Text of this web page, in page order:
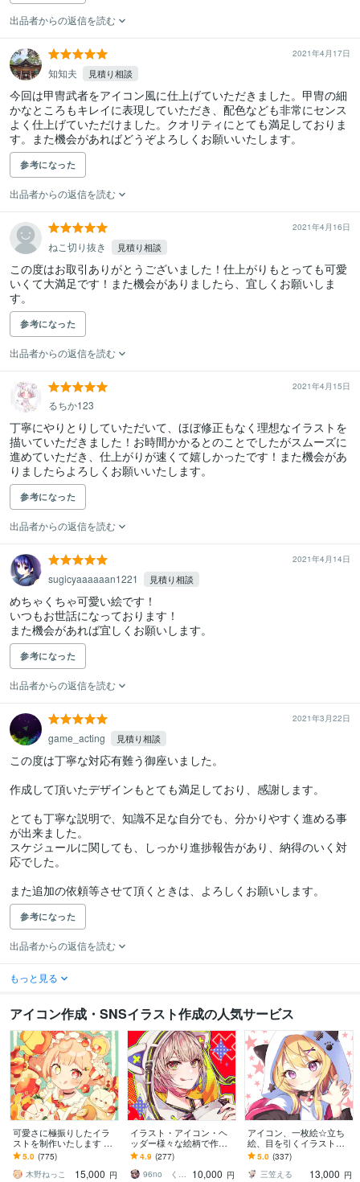
出品者からの返信を読む
2021年4月17日
知知夫 見積り相談
今回は甲冑武者をアイコン風に仕上げていただきました。甲冑の細
かなところもキレイに表現していただき、配色なども非常にセンス
よく仕上げていただけました。クオリティにとても満足しておりま
す。また機会があればどうぞよろしくお願いいたします。
参考になった
出品者からの返信を読む
2021年4月16日
ねこ切り抜き 見積り相談
この度はお取引ありがとうございました！仕上がりもとっても可愛
いくて大満足です！また機会がありましたら、宜しくお願いしま
す。
参考になった
出品者からの返信を読む
2021年4月15日
るちか123
丁寧にやりとりしていただいて、ほぼ修正もなく理想なイラストを
描いていただきました！お時間かかるとのことでしたがスムーズに
進めていただき、仕上がりが速くて嬉しかったです！また機会があ
りましたらよろしくお願いいたします。
参考になった
出品者からの返信を読む
2021年4月14日
sugicyaaaaaan1221 見積り相談
めちゃくちゃ可愛い絵です！
いつもお世話になっております！
また機会があれば宜しくお願いします。
参考になった
出品者からの返信を読む
2021年3月22日
game_acting 見積り相談
この度は丁寧な対応有難う御座いました。
作成して頂いたデザインもとても満足しており、感謝します。
とても丁寧な説明で、知識不足な自分でも、分かりやすく進める事
が出来ました。
スケジュールに関しても、しっかり進捗報告があり、納得のいく対
応でした。
また追加の依頼等させて頂くときは、よろしくお願いします。
参考になった
出品者からの返信を読む
もっと見る
アイコン作成・SNSイラスト作成の人気サービス
可愛さに極振りしたイラ
ストを制作いたします ★
商用利用＆二次利用込
み！ミニキャラは小物２
点まで無料！★
5.0 (775)
木野ねっこ
15,000 円
イラスト・アイコン・ヘ
ッダー様々な絵柄で作成
します 商用可！似顔絵・
ブログ・インスタ・動画
配信サムネ等用途様々！
4.9 (277)
96no くろの
10,000 円
アイコン、一枚絵☆立ち
絵、目を引くイラスト描
きます イリアム、サム
ネ、live2D、YouTube、歌
ってみたも
5.0 (337)
三笠える
13,000 円